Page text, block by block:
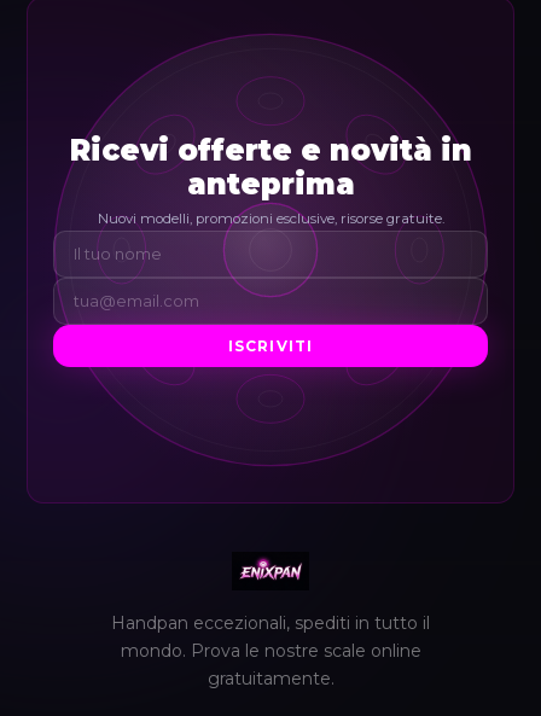
Ricevi offerte e novità in
anteprima
Nuovi modelli, promozioni esclusive, risorse gratuite.
ISCRIVITI
Handpan eccezionali, spediti in tutto il
mondo. Prova le nostre scale online
gratuitamente.